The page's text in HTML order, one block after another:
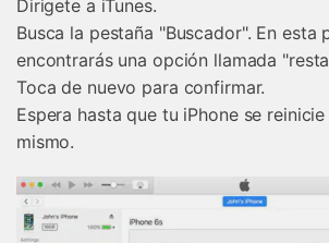
Dirigete a iTunes.
Busca la pestaña "Buscador". En esta
encontrarás una opción llamada
Toca de nuevo para confirmar.
Espera hasta que tu iPhone se
mismo.